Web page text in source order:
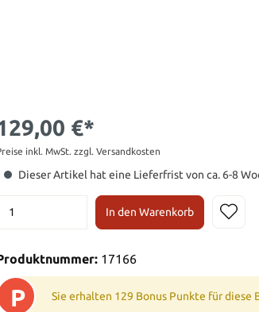
€*
inkl. MwSt. zzgl. Versandkosten
Dieser Artikel hat eine Lieferfrist von ca. 6-8
In den Warenkorb
17166
P Sie erhalten 129 Bonus Punkte für diese